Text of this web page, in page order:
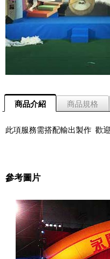
商品介紹 商品規格
此項服務需搭配輸出製作 歡
參考圖片